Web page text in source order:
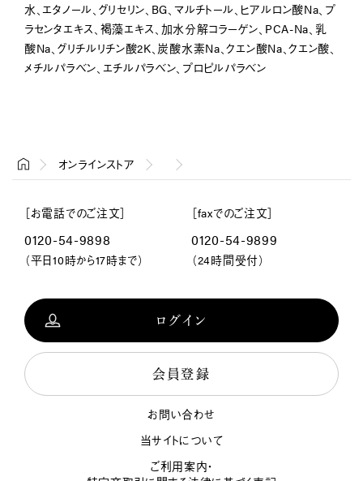
水、エタノール、グリセリン、BG、マルチトール、ヒアルロン酸Na、プ
ラセンタエキス、褐藻エキス、加水分解コラーゲン、PCA-Na、乳
酸Na、グリチルリチン酸2K、炭酸水素Na、クエン酸Na、クエン酸、
メチルパラベン、エチルパラベン、プロピルパラベン
Home
オンラインストア
［お電話でのご注文］
0120-54-9898
（平日10時から17時まで）
［faxでのご注文］
0120-54-9899
（24時間受付）
ログイン
会員登録
お問い合わせ
当サイトについて
ご利用案内・